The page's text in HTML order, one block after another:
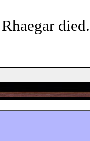
died.